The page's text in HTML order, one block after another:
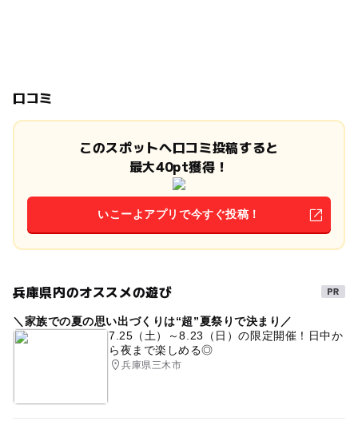
口コミ
このスポットへ口コミ投稿すると
最大40pt獲得！
いこーよアプリで今すぐ投稿！
兵庫県内のオススメの遊び
＼家族での夏の思い出づくりは“超”夏祭りで決まり／
7.25（土）～8.23（日）の限定開催！日中か
ら夜まで楽しめる◎
兵庫県三木市